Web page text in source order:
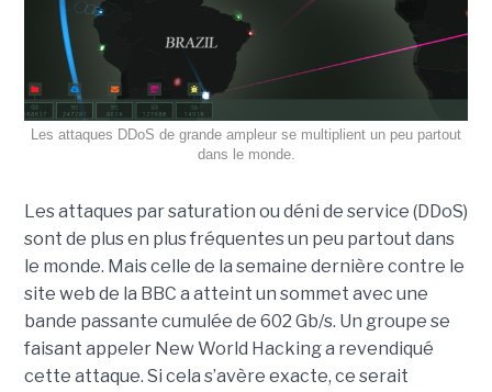
Les attaques DDoS de grande ampleur se multiplient un peu partout
dans le monde.
Les attaques par saturation ou déni de service (DDoS)
sont de plus en plus fréquentes un peu partout dans
le monde. Mais celle de la semaine dernière contre le
site web de la BBC a atteint un sommet avec une
bande passante cumulée de 602 Gb/s. Un groupe se
faisant appeler New World Hacking a revendiqué
cette attaque. Si cela s’avère exacte, ce serait